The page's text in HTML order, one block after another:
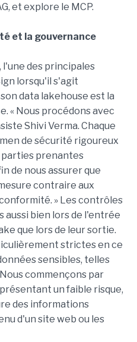
et explore le MCP.
et la gouvernance
l'une des principales
lorsqu'il s'agit
data lakehouse est la
« Nous procédons avec
Shivi Verma. Chaque
de sécurité rigoureux
parties prenantes
de nous assurer que
contraire aux
» Les contrôles
bien lors de l'entrée
que lors de leur sortie.
strictes en ce
sensibles, telles
commençons par
un faible risque,
des informations
d'un site web ou les